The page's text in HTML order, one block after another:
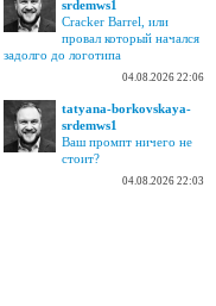
srdemws1
Cracker Barrel, или
провал который начался
задолго до логотипа
04.08.2026 22:06
tatyana-borkovskaya-
srdemws1
Ваш промпт ничего не
стоит?
04.08.2026 22:03